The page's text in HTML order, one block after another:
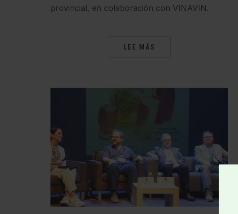
provincial, en colaboración con VINAVIN.
LEE MÁS